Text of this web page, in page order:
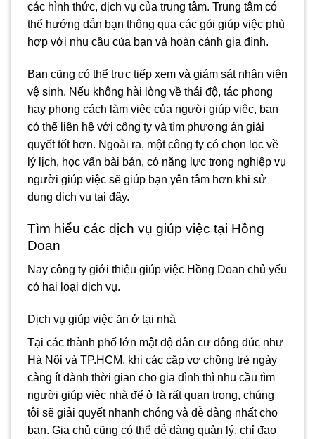
các hình thức, dịch vụ của trung tâm. Trung tâm có
thể hướng dẫn bạn thông qua các gói giúp việc phù
hợp với nhu cầu của bạn và hoàn cảnh gia đình.
Bạn cũng có thể trực tiếp xem và giám sát nhân viên
vệ sinh. Nếu không hài lòng về thái độ, tác phong
hay phong cách làm việc của người giúp việc, bạn
có thể liên hệ với công ty và tìm phương án giải
quyết tốt hơn. Ngoài ra, một công ty có chọn lọc về
lý lịch, học vấn bài bản, có năng lực trong nghiệp vụ
người giúp việc sẽ giúp bạn yên tâm hơn khi sử
dụng dịch vụ tại đây.
Tìm hiểu các dịch vụ giúp việc tại Hồng
Doan
Nay công ty giới thiệu giúp việc Hồng Doan chủ yếu
có hai loại dịch vụ.
Dịch vụ giúp việc ăn ở tại nhà
Tại các thành phố lớn mật độ dân cư đông đúc như
Hà Nội và TP.HCM, khi các cặp vợ chồng trẻ ngày
càng ít dành thời gian cho gia đình thì nhu cầu tìm
người giúp việc nhà để ở là rất quan trọng, chúng
tôi sẽ giải quyết nhanh chóng và dễ dàng nhất cho
bạn. Gia chủ cũng có thể dễ dàng quản lý, chỉ đạo